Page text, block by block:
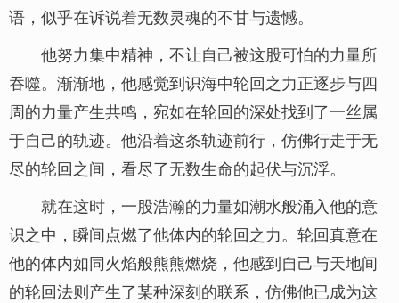
语，似乎在诉说着无数灵魂的不甘与遗憾。
他努力集中精神，不让自己被这股可怕的力量所
吞噬。渐渐地，他感觉到识海中轮回之力正逐步与四
周的力量产生共鸣，宛如在轮回的深处找到了一丝属
于自己的轨迹。他沿着这条轨迹前行，仿佛行走于无
尽的轮回之间，看尽了无数生命的起伏与沉浮。
就在这时，一股浩瀚的力量如潮水般涌入他的意
识之中，瞬间点燃了他体内的轮回之力。轮回真意在
他的体内如同火焰般熊熊燃烧，他感到自己与天地间
的轮回法则产生了某种深刻的联系，仿佛他已成为这